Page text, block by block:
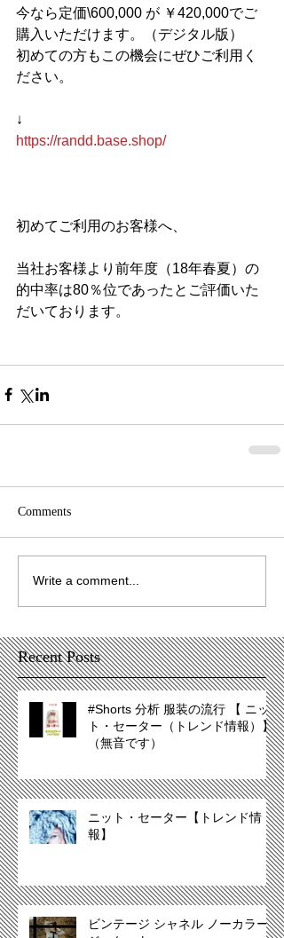
今なら定価\600,000 が ￥420,000でご
購入いただけます。（デジタル版）
初めての方もこの機会にぜひご利用く
ださい。
↓
https://randd.base.shop/
初めてご利用のお客様へ、
当社お客様より前年度（18年春夏）の
的中率は80％位であったとご評価いた
だいております。
Comments
Write a comment...
Recent Posts
#Shorts 分析 服装の流行 【 ニッ
ト・セーター（トレンド情報）】
（無音です）
ニット・セーター【トレンド情
報】
ビンテージ シャネル ノーカラー